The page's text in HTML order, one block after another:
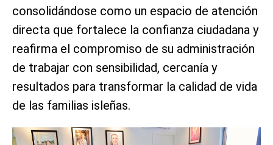
consolidándose como un espacio de atención
directa que fortalece la confianza ciudadana y
reafirma el compromiso de su administración
de trabajar con sensibilidad, cercanía y
resultados para transformar la calidad de vida
de las familias isleñas.